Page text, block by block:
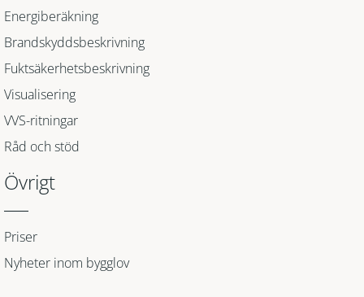
Energiberäkning
Brandskyddsbeskrivning
Fuktsäkerhetsbeskrivning
Visualisering
VVS-ritningar
Råd och stöd
Övrigt
Priser
Nyheter inom bygglov